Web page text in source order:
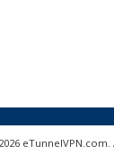
eTunnelVPN.com.